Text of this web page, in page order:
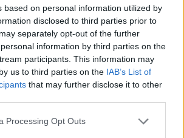
based on personal information utilized by
disclosed to third parties prior to
separately opt-out of the further
information by third parties on the
participants. This information may
us to third parties on the IAB’s List of
that may further disclose it to other
Processing Opt Outs
14 do que no ano passado.